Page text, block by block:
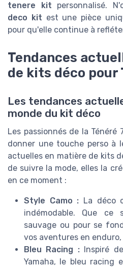
tenere kit personnalisé.
deco kit est une pièce
pour qu'elle continue à
Tendances
de kits déco pour
Les tendances
monde du kit déco
Les passionnés de la
donner une touche perso à
actuelles en matière de kits
de suivre la mode, elles la
en ce moment :
Style Camo : La déco
indémodable. Que
sauvage ou pour se
vos aventures en
Bleu Racing :Inspiré
Yamaha, le bleu racing